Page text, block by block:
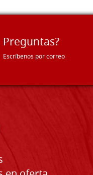
Preguntas?
Escríbenos por correo